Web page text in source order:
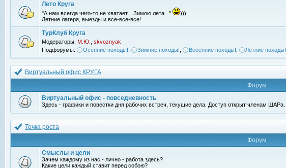
Лето Круга
"А нам всегда чего-то не хватает... Зимою лета..."
)))
Летние лагеря, выезды и все-все-все!
ТурКлуб Круга
Модераторы: М.Ю.
skvoznyak
Подфорумы:
Осенние походы! Зимние походы! Весенние походы! Летние походы!
Виртуальный офис КРУГА
Форум
Виртуальный офис - повседневность
Здесь - графики и повестки дня рабочих встреч, текущие дела. Доступ открыт членам ШАРа.
Точка роста
Форум
Смыслы и цели
Зачем каждому из нас - лично - работа здесь?
Какие цели каждый ставит перед собою?